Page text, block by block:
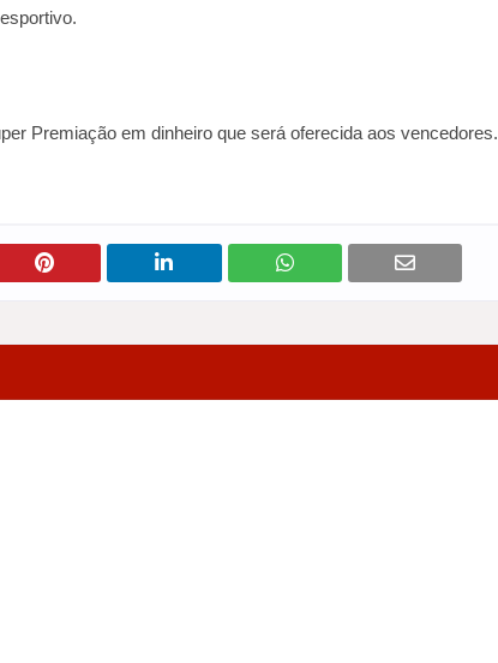
Premiação em dinheiro que será oferecida aos vencedores.